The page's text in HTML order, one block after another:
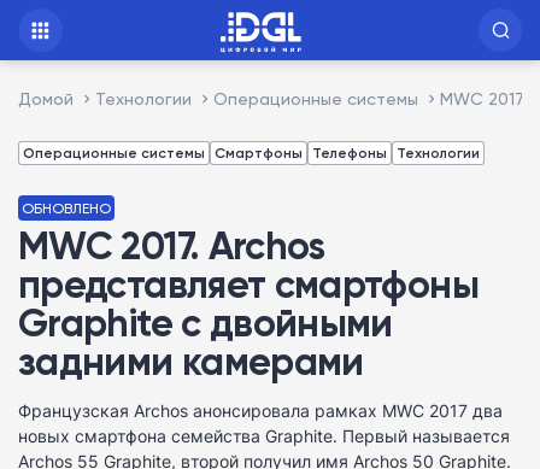
Домой Технологии Операционные системы MWC
Операционные системы Смартфоны Телефоны Технологии
ОБНОВЛЕНО
MWC 2017. Archos
представляет смартфоны
Graphite c двойными
задними камерами
Французская Archos анонсировала рамках MWC 2017 два
новых смартфона семейства Graphite. Первый называется
Archos 55 Graphite, второй получил имя Archos 50 Graphite.